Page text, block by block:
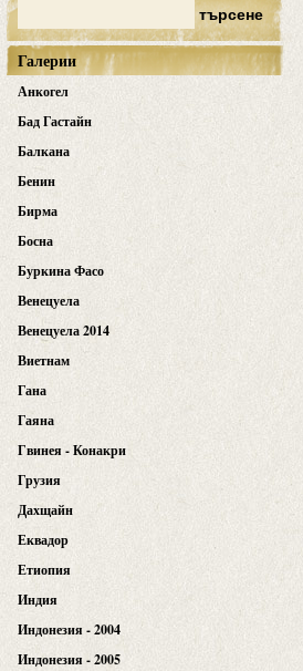
Галерии
Анкогел
Бад Гастайн
Балкана
Бенин
Бирма
Босна
Буркина Фасо
Венецуела
Венецуела 2014
Виетнам
Гана
Гаяна
Гвинея - Конакри
Грузия
Дахщайн
Еквадор
Етиопия
Индия
Индонезия - 2004
Индонезия - 2005